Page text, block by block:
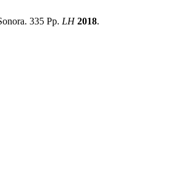
335 Pp. LH 2018.